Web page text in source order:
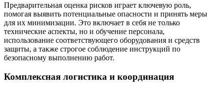
Предварительная оценка рисков играет ключевую роль,
помогая выявить потенциальные опасности и принять меры
для их минимизации. Это включает в себя не только
технические аспекты, но и обучение персонала,
использование соответствующего оборудования и средств
защиты, а также строгое соблюдение инструкций по
безопасному выполнению работ.
Комплексная логистика и координация